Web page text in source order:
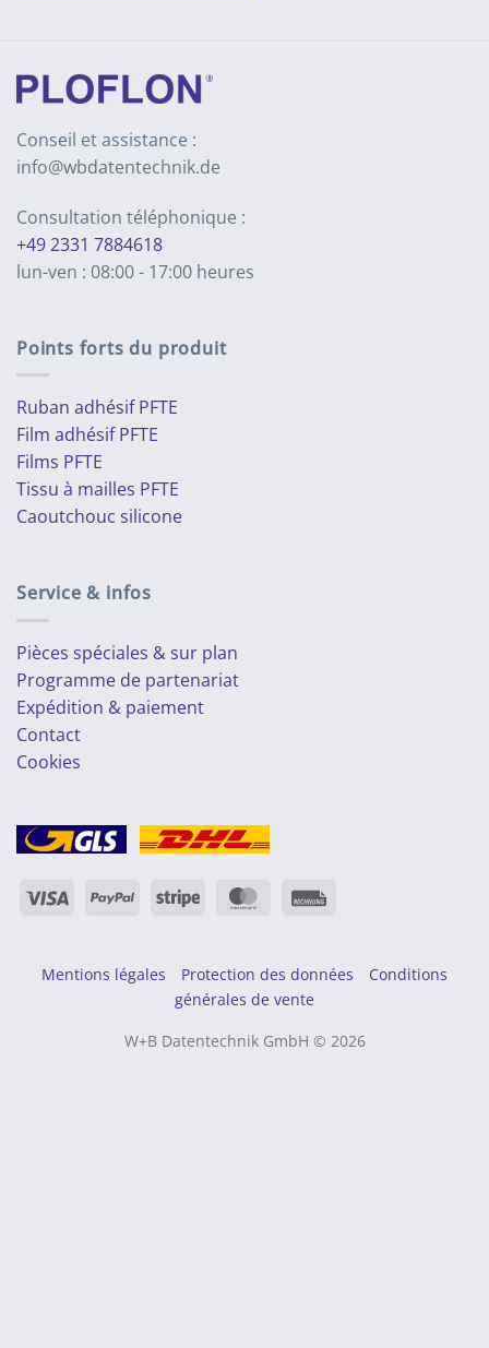
Conseil et assistance :
info@wbdatentechnik.de
Consultation téléphonique :
+49 2331 7884618
lun-ven : 08:00 - 17:00 heures
Points forts du produit
Ruban adhésif PFTE
Film adhésif PFTE
Films PFTE
Tissu à mailles PFTE
Caoutchouc silicone
Service & infos
Pièces spéciales & sur plan
Programme de partenariat
Expédition & paiement
Contact
Cookies
Mentions légales Protection des données
Conditions
générales de vente
W+B Datentechnik GmbH © 2026